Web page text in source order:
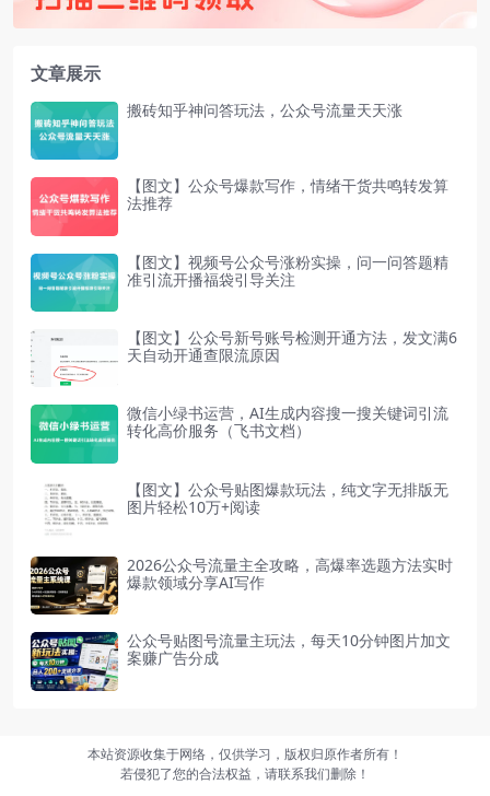
文章展示
搬砖知乎神问答玩法，公众号流量天天涨
【图文】公众号爆款写作，情绪干货共鸣转发算
法推荐
【图文】视频号公众号涨粉实操，问一问答题精
准引流开播福袋引导关注
【图文】公众号新号账号检测开通方法，发文满6
天自动开通查限流原因
微信小绿书运营，AI生成内容搜一搜关键词引流
转化高价服务（飞书文档）
【图文】公众号贴图爆款玩法，纯文字无排版无
图片轻松10万+阅读
2026公众号流量主全攻略，高爆率选题方法实时
爆款领域分享AI写作
公众号贴图号流量主玩法，每天10分钟图片加文
案赚广告分成
本站资源收集于网络，仅供学习，版权归原作者所有！
若侵犯了您的合法权益，请联系我们删除！